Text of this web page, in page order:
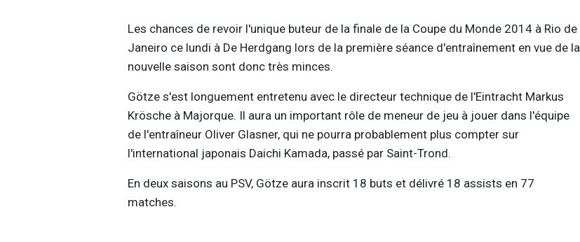
Les chances de revoir l'unique buteur de la finale de la Coupe du Monde 2014 à Rio de
Janeiro ce lundi à De Herdgang lors de la première séance d'entraînement en vue de la
nouvelle saison sont donc très minces.
Götze s'est longuement entretenu avec le directeur technique de l'Eintracht Markus
Krösche à Majorque. Il aura un important rôle de meneur de jeu à jouer dans l'équipe
de l'entraîneur Oliver Glasner, qui ne pourra probablement plus compter sur
l'international japonais Daichi Kamada, passé par Saint-Trond.
En deux saisons au PSV, Götze aura inscrit 18 buts et délivré 18 assists en 77
matches.